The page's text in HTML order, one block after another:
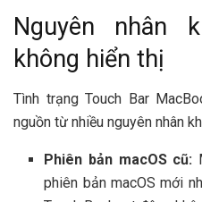
Nguyên nhân
không hiển thị
Tình trạng Touch Bar
nguồn từ nhiều nguyên nhân
Phiên bản macOS cũ:
phiên bản macOS mới